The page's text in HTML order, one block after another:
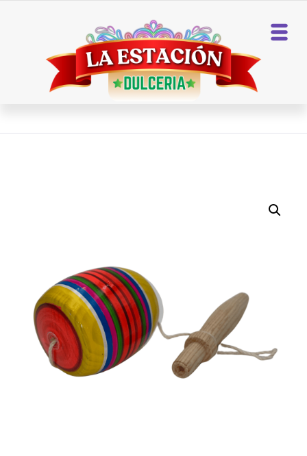
Home
Artesanías
BALERO DE MADERA